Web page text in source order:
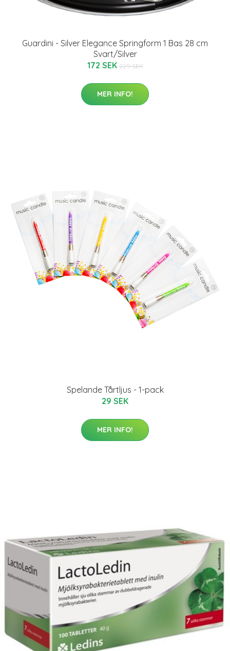
Guardini - Silver Elegance Springform 1 Bas 28 cm
Svart/Silver
172 SEK 229 SEK
MER INFO!
Spelande Tårtljus - 1-pack
29 SEK
MER INFO!